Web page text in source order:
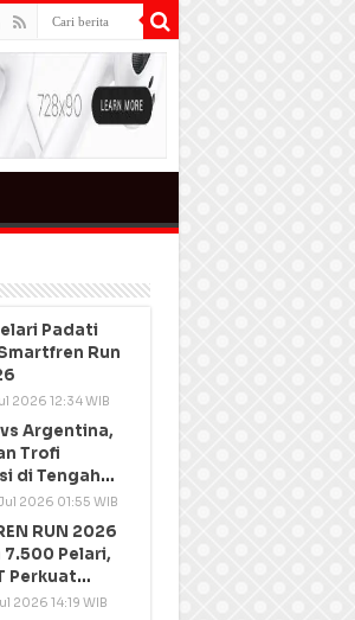
Padati
Run
2026 12:34 WIB
Argentina,
Trofi
di Tengah
Persatuan
2026 01:55 WIB
RUN 2026
Pelari,
Perkuat
dengan
2026 14:19 WIB